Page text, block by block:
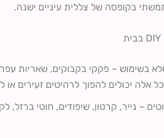
בקופסה של צללית עיניים ישנה.
בשימוש – פקקי בקבוקים, שאריות
אלה יכולים להפוך לרהיטים זעירים או
– נייר, קרטון, שיפודים, חוטי ברזל,